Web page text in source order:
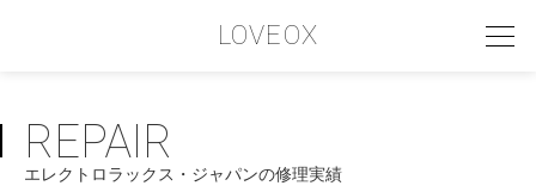
LOVEOX
PHILOSOPHY
フィロソフィー
REPAIR
エレクトロラックス・ジャパンの修理実績